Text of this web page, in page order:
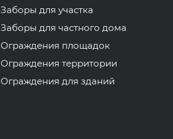
Заборы для участка
Заборы для частного дома
Ограждения площадок
Ограждения территории
Ограждения для зданий